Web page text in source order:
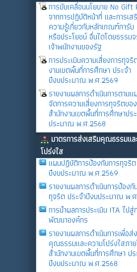
การขับเคลื่อนนโยบาย No Gift
จากการปฏิบัติหน้าที่ และการเส
ความรู้เกี่ยวกับหลักเกณฑ์การั
หรือประโยชน์ อื่นใดโดยธรรม
เจ้าพนักงานของรัฐ
การประเมินความเสี่ยงการทุจริ
งานเขตพิ้นที่การศึกษา ประจำ
ปีงบประมาณ พ.ศ.2569
รายงานผลการดำเนินการตาม
จัดการความเสี่ยงการทุจริตของ
สำนักงานเขตพื้นที่การศึกษาปร
ประมาณ พ.ศ.2568
มาตรการส่งเสริมคุณธรรมแ
โปร่งใส
แผนปฏิบัติการป้องกันการทุจริต
ปีงบประมาณ พ.ศ.2569
รายงานผลการดําเนินการป้องกั
ทุจริต ประจําปีงบประมาณ พ.
การนำผลการประเมิน ITA ไปสู่
พัฒนาองค์กร
รายงานผลการดําเนินการเพื่อส่
คุณธรรมและความโปร่งใสภา
สำนักงานเขตพื้นที่การศึกษา ปร
ปีงบประมาณ พ.ศ.2568